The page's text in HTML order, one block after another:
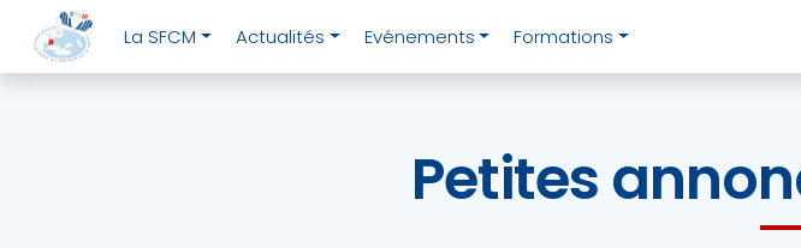
La SFCM Actualités Evénements Formations
Petites
close